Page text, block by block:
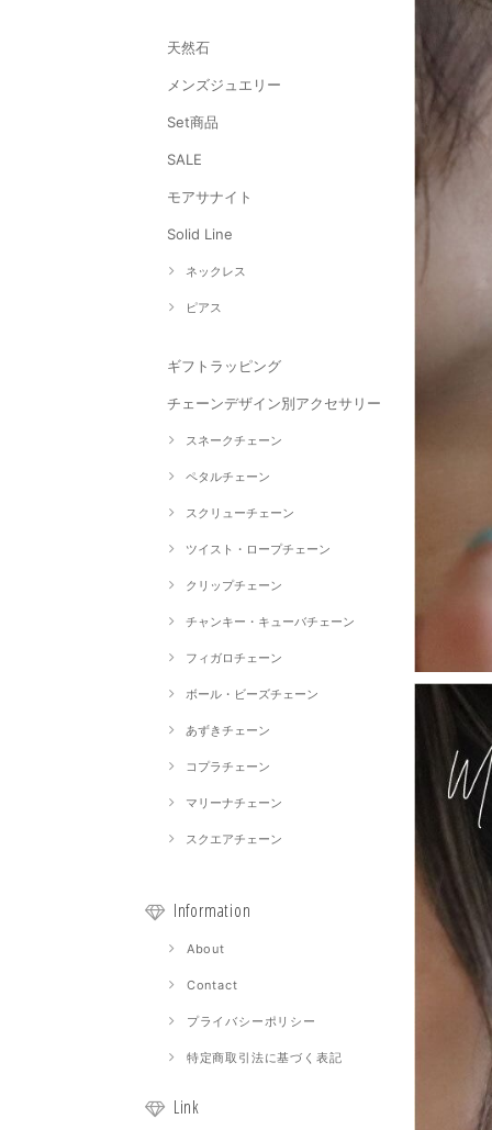
天然石
メンズジュエリー
Set商品
SALE
モアサナイト
Solid Line
ネックレス
ピアス
ギフトラッピング
チェーンデザイン別アクセサリー
スネークチェーン
ペタルチェーン
スクリューチェーン
ツイスト・ロープチェーン
クリップチェーン
チャンキー・キューバチェーン
フィガロチェーン
ボール・ビーズチェーン
あずきチェーン
コプラチェーン
マリーナチェーン
スクエアチェーン
Information
About
Contact
プライバシーポリシー
特定商取引法に基づく表記
Link